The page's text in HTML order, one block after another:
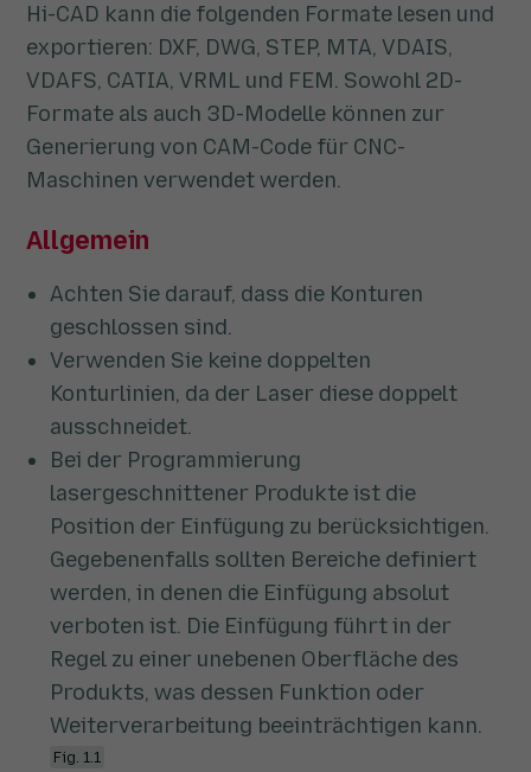
Hi-CAD kann die folgenden Formate lesen und
exportieren: DXF, DWG, STEP, MTA, VDAIS,
VDAFS, CATIA, VRML und FEM. Sowohl 2D-
Formate als auch 3D-Modelle können zur
Generierung von CAM-Code für CNC-
Maschinen verwendet werden.
Allgemein
Achten Sie darauf, dass die Konturen
geschlossen sind.
Verwenden Sie keine doppelten
Konturlinien, da der Laser diese doppelt
ausschneidet.
Bei der Programmierung
lasergeschnittener Produkte ist die
Position der Einfügung zu berücksichtigen.
Gegebenenfalls sollten Bereiche definiert
werden, in denen die Einfügung absolut
verboten ist. Die Einfügung führt in der
Regel zu einer unebenen Oberfläche des
Produkts, was dessen Funktion oder
Weiterverarbeitung beeinträchtigen kann.
Fig. 1.1